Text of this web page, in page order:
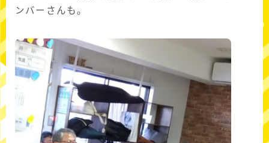
ンバーさんも。